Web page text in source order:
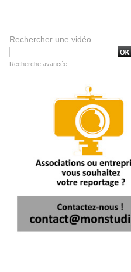
Rechercher une vidéo
Recherche avancée